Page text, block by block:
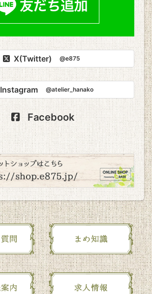
X(Twitter) @e875
Instagram @atelier_hanako
Facebook